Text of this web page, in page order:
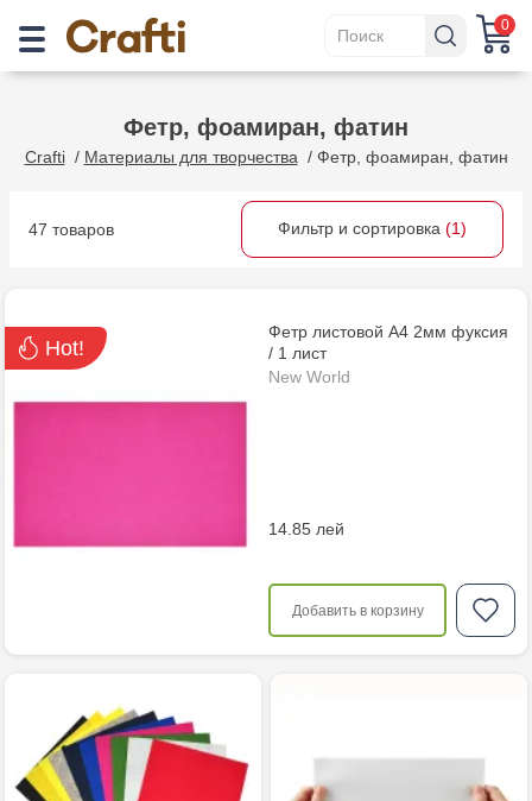
0
Фетр, фоамиран, фатин
Crafti/ Материалы для творчества / Фетр, фоамиран, фатин
47 товаров Фильтр и сортировка (1)
Hot!
Фетр листовой А4 2мм фуксия
/ 1 лист
New World
14.85 лей
Добавить в корзину